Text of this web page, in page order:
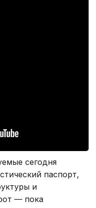
сегодня
паспорт,
и
— пока